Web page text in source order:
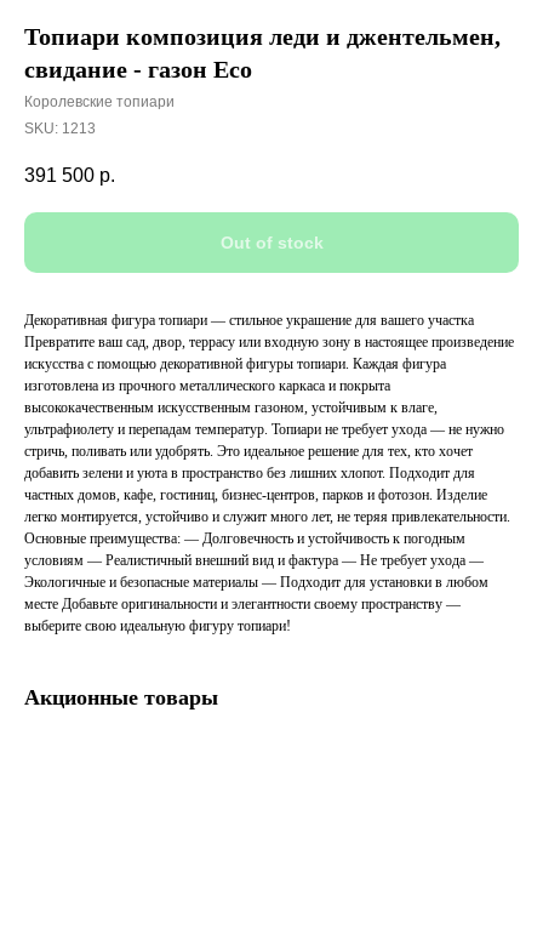
Топиари композиция леди и джентельмен,
свидание - газон Eco
Королевские топиари
SKU: 1213
391 500 р.
Out of stock
Декоративная фигура топиари — стильное украшение для вашего участка
Превратите ваш сад, двор, террасу или входную зону в настоящее произведение
искусства с помощью декоративной фигуры топиари. Каждая фигура
изготовлена из прочного металлического каркаса и покрыта
высококачественным искусственным газоном, устойчивым к влаге,
ультрафиолету и перепадам температур. Топиари не требует ухода — не нужно
стричь, поливать или удобрять. Это идеальное решение для тех, кто хочет
добавить зелени и уюта в пространство без лишних хлопот. Подходит для
частных домов, кафе, гостиниц, бизнес-центров, парков и фотозон. Изделие
легко монтируется, устойчиво и служит много лет, не теряя привлекательности.
Основные преимущества: — Долговечность и устойчивость к погодным
условиям — Реалистичный внешний вид и фактура — Не требует ухода —
Экологичные и безопасные материалы — Подходит для установки в любом
месте Добавьте оригинальности и элегантности своему пространству —
выберите свою идеальную фигуру топиари!
Акционные товары